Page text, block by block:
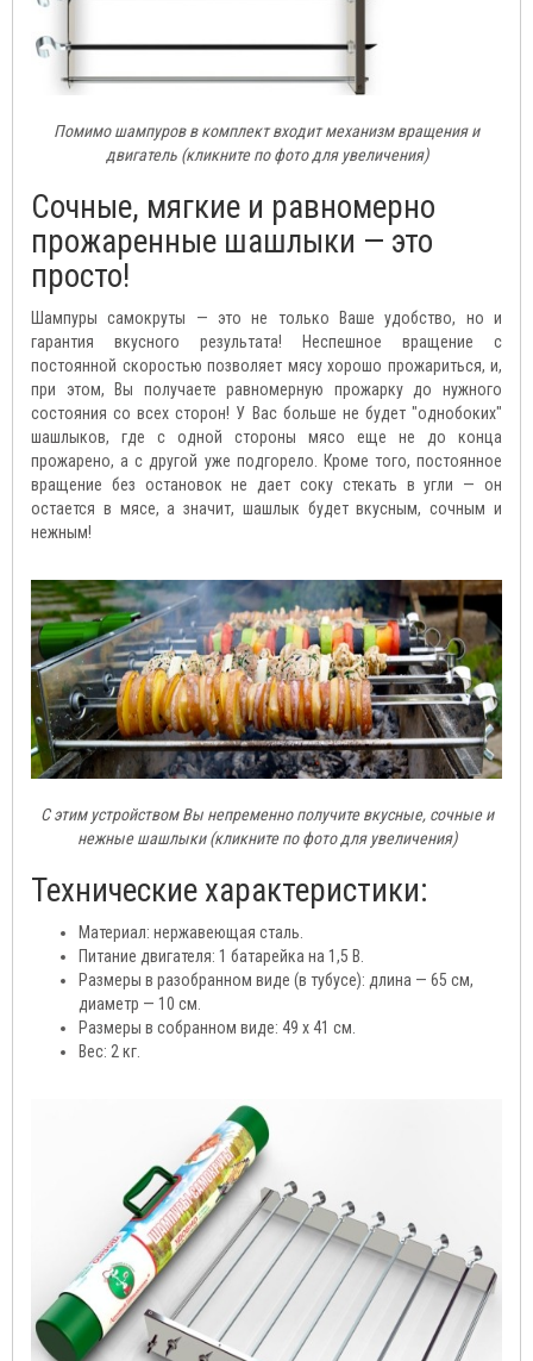
Помимо шампуров в комплект входит механизм вращения и
двигатель (кликните по фото для увеличения)
Сочные, мягкие и равномерно
прожаренные шашлыки — это
просто!
Шампуры самокруты — это не только Ваше удобство, но и
гарантия вкусного результата! Неспешное вращение с
постоянной скоростью позволяет мясу хорошо прожариться, и,
при этом, Вы получаете равномерную прожарку до нужного
состояния со всех сторон! У Вас больше не будет "однобоких"
шашлыков, где с одной стороны мясо еще не до конца
прожарено, а с другой уже подгорело. Кроме того, постоянное
вращение без остановок не дает соку стекать в угли — он
остается в мясе, а значит, шашлык будет вкусным, сочным и
нежным!
С этим устройством Вы непременно получите вкусные, сочные и
нежные шашлыки (кликните по фото для увеличения)
Технические характеристики:
Материал: нержавеющая сталь.
Питание двигателя: 1 батарейка на 1,5 В.
Размеры в разобранном виде (в тубусе): длина — 65 см,
диаметр — 10 см.
Размеры в собранном виде: 49 x 41 см.
Вес: 2 кг.